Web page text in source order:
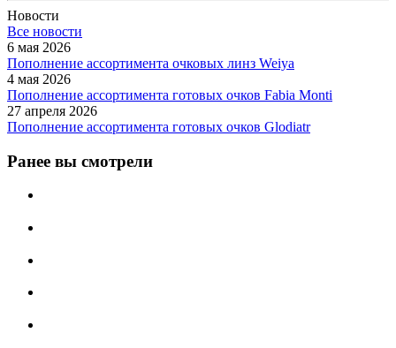
Новости
Все новости
6 мая 2026
Пополнение ассортимента очковых линз Weiya
4 мая 2026
Пополнение ассортимента готовых очков Fabia Monti
27 апреля 2026
Пополнение ассортимента готовых очков Glodiatr
Ранее вы смотрели